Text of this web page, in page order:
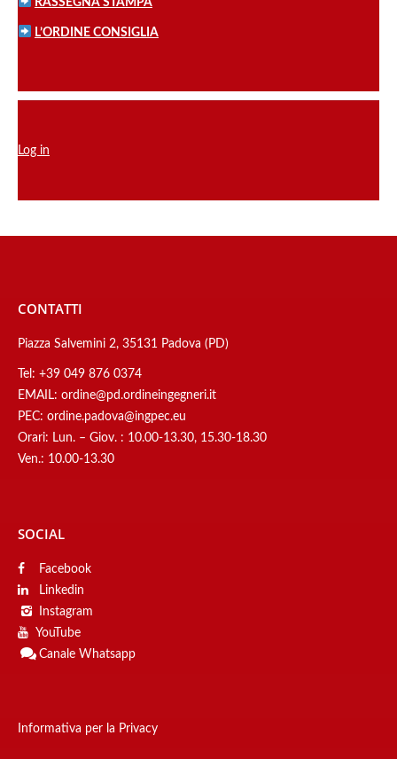
RASSEGNA STAMPA
L’ORDINE CONSIGLIA
Log in
CONTATTI
Piazza Salvemini 2, 35131 Padova (PD)
Tel: +39 049 876 0374
EMAIL: ordine@pd.ordineingegneri.it
PEC: ordine.padova@ingpec.eu
Orari: Lun. – Giov. : 10.00-13.30, 15.30-18.30
Ven.: 10.00-13.30
SOCIAL
Facebook
Linkedin
Instagram
YouTube
Canale Whatsapp
Informativa per la Privacy